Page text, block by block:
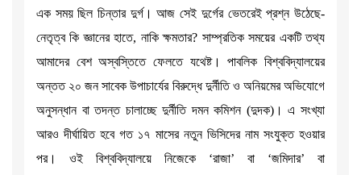
এক সময় ছিল চিন্তার দুর্গ। আজ সেই দুর্গের ভেতরেই প্রশ্ন উঠেছে-
নেতৃত্ব কি জ্ঞানের হাতে, নাকি ক্ষমতার? সাম্প্রতিক সময়ের একটি তথ্য
আমাদের বেশ অস্বস্তিতে ফেলতে যথেষ্ট। পাবলিক বিশ্ববিদ্যালয়ের
অন্তত ২০ জন সাবেক উপাচার্যের বিরুদ্ধে দুর্নীতি ও অনিয়মের অভিযোগে
অনুসন্ধান বা তদন্ত চালাচ্ছে দুর্নীতি দমন কমিশন (দুদক)। এ সংখ্যা
আরও দীর্ঘায়িত হবে গত ১৭ মাসের নতুন ভিসিদের নাম সংযুক্ত হওয়ার
পর। ওই বিশ্ববিদ্যালয়ে নিজেকে ‘রাজা’ বা ‘জমিদার’ বা